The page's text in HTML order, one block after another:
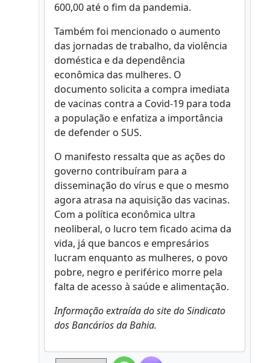
600,00 até o fim da pandemia.
Também foi mencionado o aumento
das jornadas de trabalho, da violência
doméstica e da dependência
econômica das mulheres. O
documento solicita a compra imediata
de vacinas contra a Covid-19 para toda
a população e enfatiza a importância
de defender o SUS.
O manifesto ressalta que as ações do
governo contribuíram para a
disseminação do vírus e que o mesmo
agora atrasa na aquisição das vacinas.
Com a política econômica ultra
neoliberal, o lucro tem ficado acima da
vida, já que bancos e empresários
lucram enquanto as mulheres, o povo
pobre, negro e periférico morre pela
falta de acesso à saúde e alimentação.
Informação extraída do site do Sindicato
dos Bancários da Bahia.